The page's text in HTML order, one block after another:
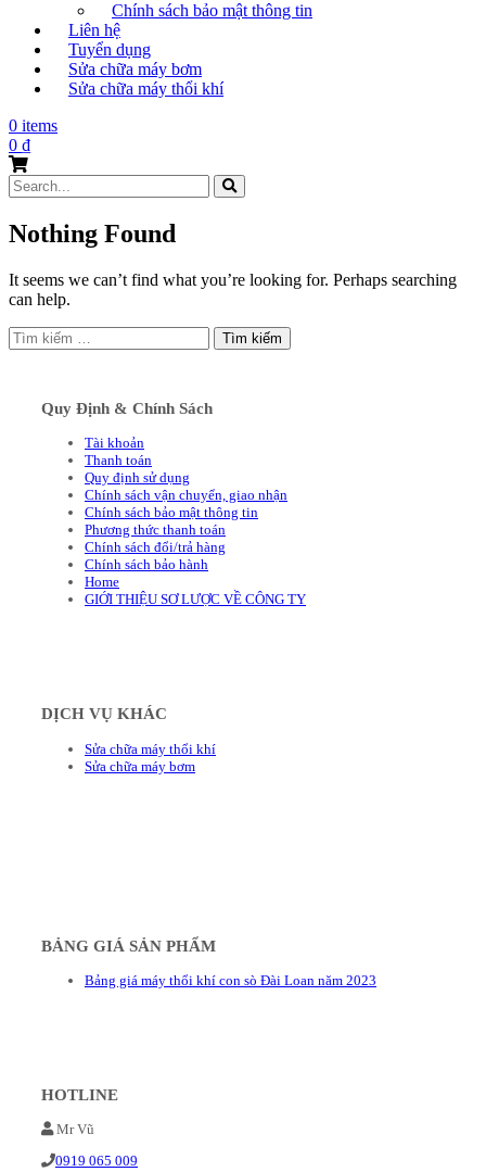
Chính sách bảo mật thông tin
Liên hệ
Tuyển dụng
Sửa chữa máy bơm
Sửa chữa máy thổi khí
0 items
0 ₫
Search
for:
Nothing Found
It seems we can’t find what you’re looking for. Perhaps searching
can help.
Tìm
kiếm
Quy Định & Chính Sách
Tài khoản
Thanh toán
Quy định sử dụng
Chính sách vận chuyển, giao nhận
Chính sách bảo mật thông tin
Phương thức thanh toán
Chính sách đổi/trả hàng
Chính sách bảo hành
Home
GIỚI THIỆU SƠ LƯỢC VỀ CÔNG TY
DỊCH VỤ KHÁC
Sửa chữa máy thổi khí
Sửa chữa máy bơm
BẢNG GIÁ SẢN PHẨM
Bảng giá máy thổi khí con sò Đài Loan năm 2023
HOTLINE
Mr Vũ
0919 065 009